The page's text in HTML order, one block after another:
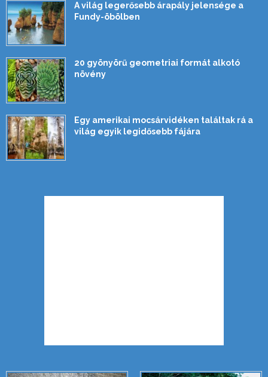
A világ legerősebb árapály jelensége a
Fundy-öbölben
20 gyönyörű geometriai formát alkotó
növény
Egy amerikai mocsárvidéken találtak rá a
világ egyik legidősebb fájára